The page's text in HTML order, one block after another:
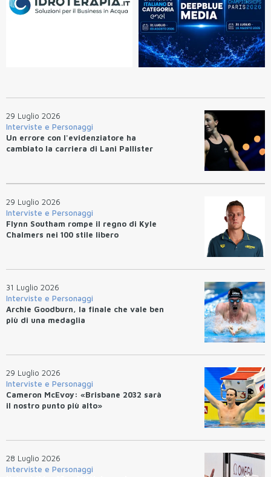
29 Luglio 2026
Interviste e Personaggi
Un errore con l'evidenziatore ha
cambiato la carriera di Lani Pallister
29 Luglio 2026
Interviste e Personaggi
Flynn Southam rompe il regno di Kyle
Chalmers nei 100 stile libero
31 Luglio 2026
Interviste e Personaggi
Archie Goodburn, la finale che vale ben
più di una medaglia
29 Luglio 2026
Interviste e Personaggi
Cameron McEvoy: «Brisbane 2032 sarà
il nostro punto più alto»
28 Luglio 2026
Interviste e Personaggi